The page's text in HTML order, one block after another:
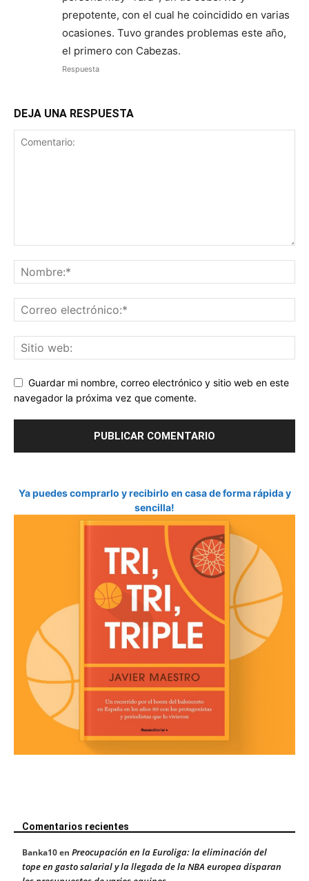
prepotente, con el cual he coincidido en varias
ocasiones. Tuvo grandes problemas este año,
el primero con Cabezas.
Respuesta
DEJA UNA RESPUESTA
Guardar mi nombre, correo electrónico y sitio web en este
navegador la próxima vez que comente.
Ya puedes comprarlo y recibirlo en casa de forma rápida y
sencilla!
Comentarios recientes
Banka10en Preocupación en la Euroliga: la eliminación del
tope en gasto salarial y la llegada de la NBA europea disparan